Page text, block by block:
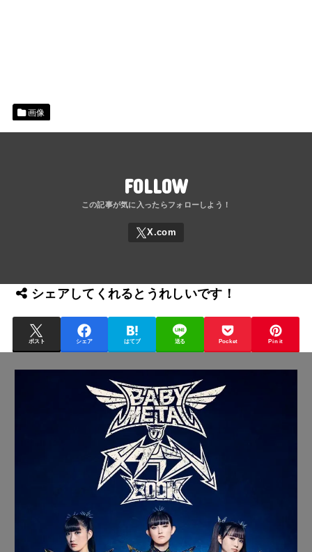
画像
FOLLOW
シェアしてくれるとうれしいです！
ポスト シェア はてブ 送る Pocket Pin it